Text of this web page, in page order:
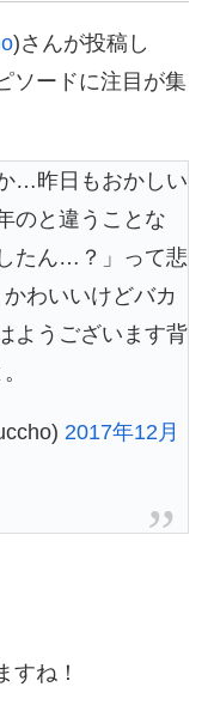
)さんが投稿し
ソードに注目が集
…昨日もおかしい
のと違うことな
たん…？」って悲
わいいけどバカ
ようございます背
2017年12月
すね！